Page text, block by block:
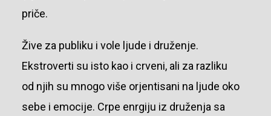
priče.
Žive za publiku i vole ljude i druženje.
Ekstroverti su isto kao i crveni, ali za razliku
od njih su mnogo više orjentisani na ljude oko
sebe i emocije. Crpe enrgiju iz druženja sa